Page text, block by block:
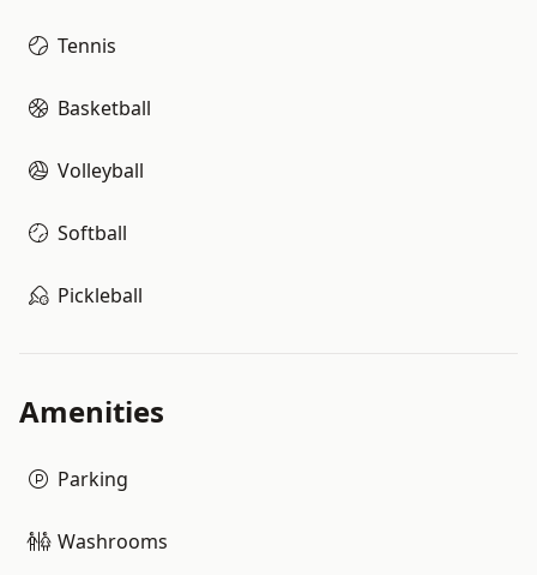
Tennis
Basketball
Volleyball
Softball
Pickleball
Amenities
Parking
Washrooms